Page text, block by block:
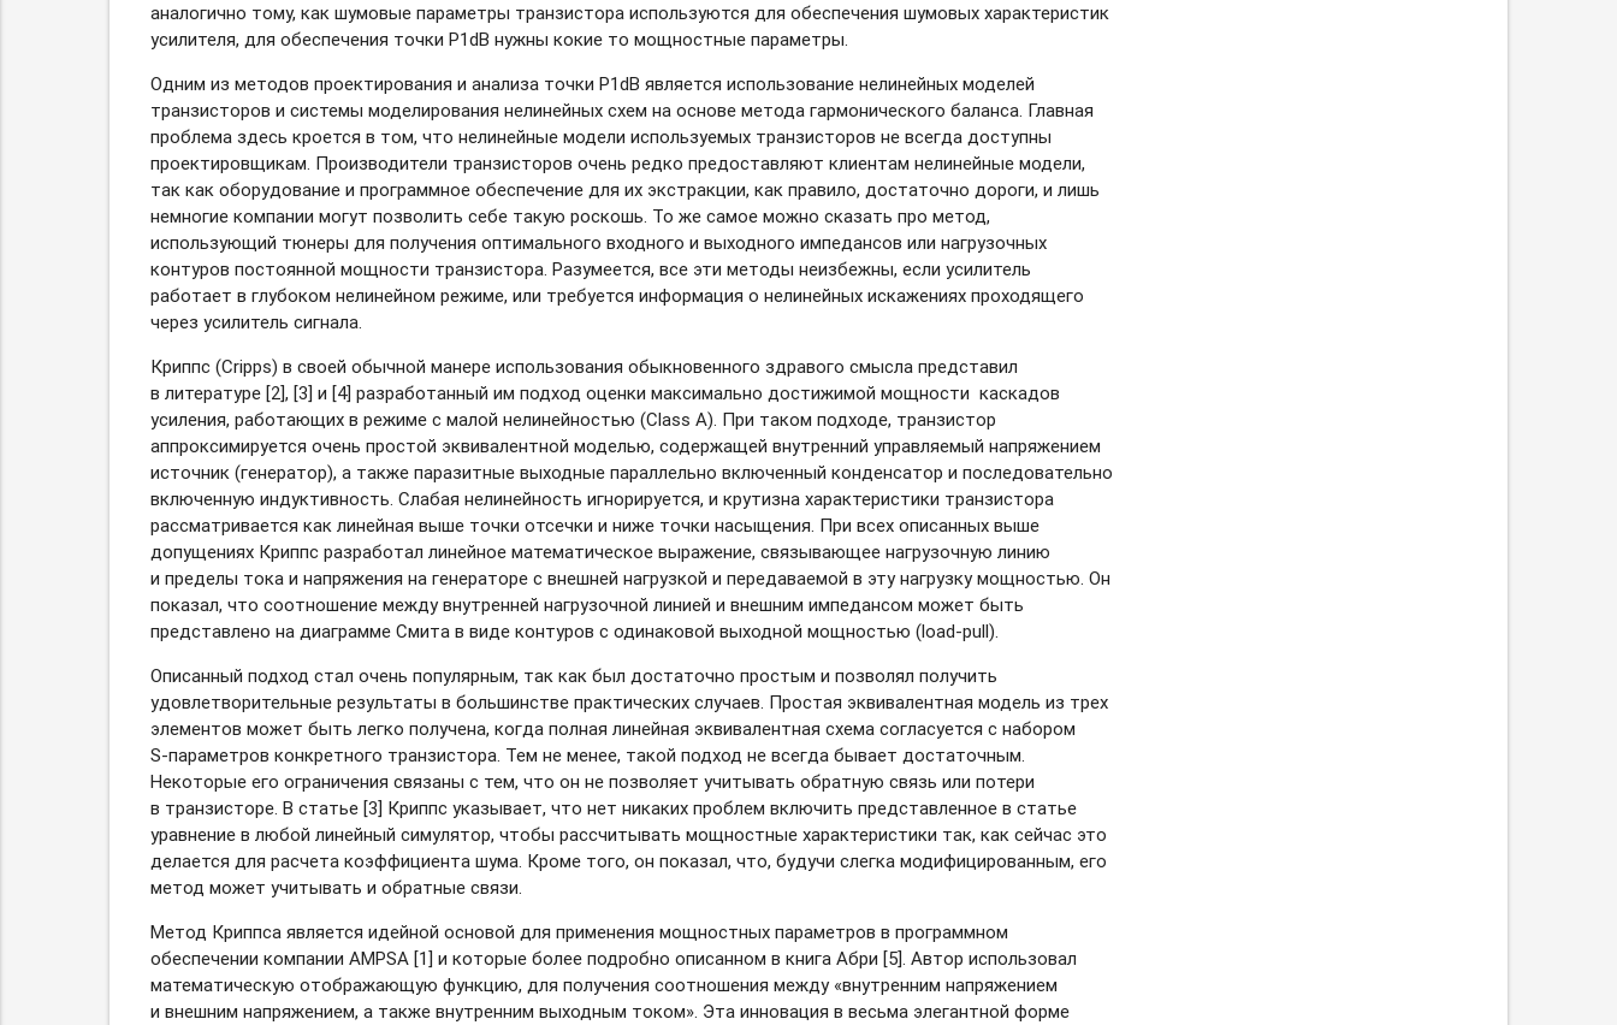
аналогично тому, как шумовые параметры транзистора используются для обеспечения шумовых характеристик
усилителя, для обеспечения точки P1dB нужны кокие то мощностные параметры.
Одним из методов проектирования и анализа точки P1dB является использование нелинейных моделей
транзисторов и системы моделирования нелинейных схем на основе метода гармонического баланса. Главная
проблема здесь кроется в том, что нелинейные модели используемых транзисторов не всегда доступны
проектировщикам. Производители транзисторов очень редко предоставляют клиентам нелинейные модели,
так как оборудование и программное обеспечение для их экстракции, как правило, достаточно дороги, и лишь
немногие компании могут позволить себе такую роскошь. То же самое можно сказать про метод,
использующий тюнеры для получения оптимального входного и выходного импедансов или нагрузочных
контуров постоянной мощности транзистора. Разумеется, все эти методы неизбежны, если усилитель
работает в глубоком нелинейном режиме, или требуется информация о нелинейных искажениях проходящего
через усилитель сигнала.
Криппс (Cripps) в своей обычной манере использования обыкновенного здравого смысла представил
в литературе [2], [3] и [4] разработанный им подход оценки максимально достижимой мощности каскадов
усиления, работающих в режиме с малой нелинейностью (Class A). При таком подходе, транзистор
аппроксимируется очень простой эквивалентной моделью, содержащей внутренний управляемый напряжением
источник (генератор), а также паразитные выходные параллельно включенный конденсатор и последовательно
включенную индуктивность. Слабая нелинейность игнорируется, и крутизна характеристики транзистора
рассматривается как линейная выше точки отсечки и ниже точки насыщения. При всех описанных выше
допущениях Криппс разработал линейное математическое выражение, связывающее нагрузочную линию
и пределы тока и напряжения на генераторе с внешней нагрузкой и передаваемой в эту нагрузку мощностью. Он
показал, что соотношение между внутренней нагрузочной линией и внешним импедансом может быть
представлено на диаграмме Смита в виде контуров с одинаковой выходной мощностью (load-pull).
Описанный подход стал очень популярным, так как был достаточно простым и позволял получить
удовлетворительные результаты в большинстве практических случаев. Простая эквивалентная модель из трех
элементов может быть легко получена, когда полная линейная эквивалентная схема согласуется с набором
S-параметров конкретного транзистора. Тем не менее, такой подход не всегда бывает достаточным.
Некоторые его ограничения связаны с тем, что он не позволяет учитывать обратную связь или потери
в транзисторе. В статье [3] Криппс указывает, что нет никаких проблем включить представленное в статье
уравнение в любой линейный симулятор, чтобы рассчитывать мощностные характеристики так, как сейчас это
делается для расчета коэффициента шума. Кроме того, он показал, что, будучи слегка модифицированным, его
метод может учитывать и обратные связи.
Метод Криппса является идейной основой для применения мощностных параметров в программном
обеспечении компании AMPSA [1] и которые более подробно описанном в книга Абри [5]. Автор использовал
математическую отображающую функцию, для получения соотношения между «внутренним напряжением
и внешним напряжением, а также внутренним выходным током». Эта инновация в весьма элегантной форме